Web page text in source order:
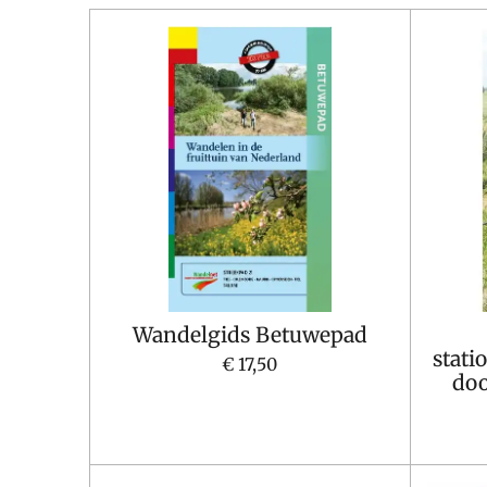
Wandelgids Betuwepad
€ 17,50